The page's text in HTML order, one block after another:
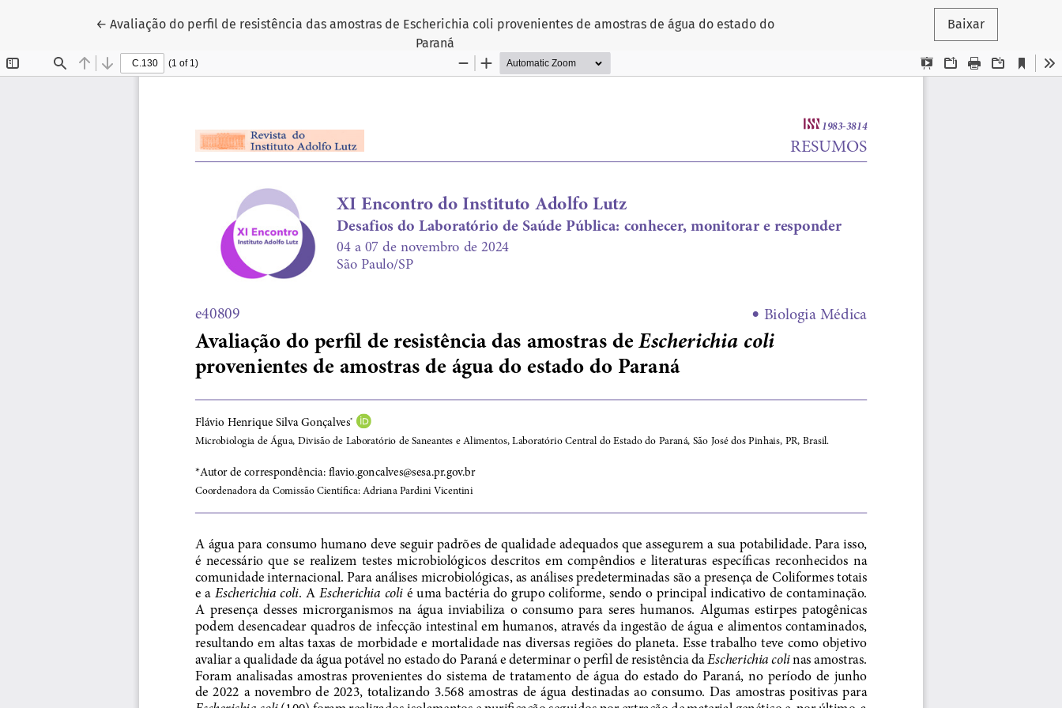
←Voltar aos Detalhes do Artigo
Avaliação do perfil de resistência das amostras de Escherichia coli provenientes de amostras de água do estado do
Paraná
Baixar